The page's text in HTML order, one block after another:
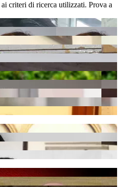
criteri di ricerca utilizzati. Prova a